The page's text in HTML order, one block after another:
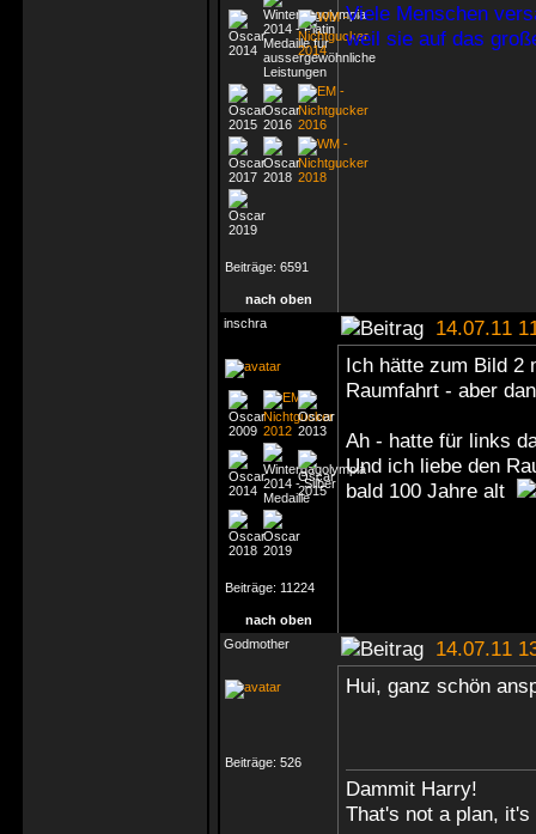
Beiträge: 6591
Viele Menschen
weil sie auf das
nach oben
inschra
14.07.11
Beiträge: 11224
Ich hätte zum Bild 2
Raumfahrt - aber
Ah - hatte für links
Und ich liebe den
bald 100 Jahre alt
nach oben
Godmother
14.07.11
Beiträge: 526
Hui, ganz schön
Dammit Harry!
That's not a plan, it's